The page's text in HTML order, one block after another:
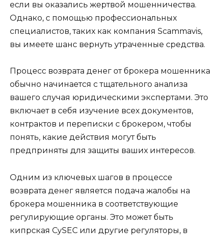
если вы оказались жертвой мошенничества.
Однако, с помощью профессиональных
специалистов, таких как компания Scammavis,
вы имеете шанс вернуть утраченные средства.
Процесс возврата денег от брокера мошенника
обычно начинается с тщательного анализа
вашего случая юридическими экспертами. Это
включает в себя изучение всех документов,
контрактов и переписки с брокером, чтобы
понять, какие действия могут быть
предприняты для защиты ваших интересов.
Одним из ключевых шагов в процессе
возврата денег является подача жалобы на
брокера мошенника в соответствующие
регулирующие органы. Это может быть
кипрская CySEC или другие регуляторы, в